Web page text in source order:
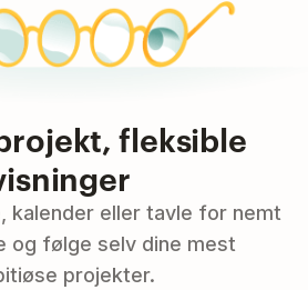
fleksible
kalender eller tavle for nemt
og følge selv dine mest
projekter.